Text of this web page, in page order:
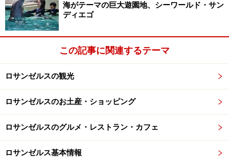
海がテーマの巨大遊園地、シーワールド・サン
ディエゴ
この記事に関連するテーマ
ロサンゼルスの観光
ロサンゼルスのお土産・ショッピング
ロサンゼルスのグルメ・レストラン・カフェ
ロサンゼルス基本情報